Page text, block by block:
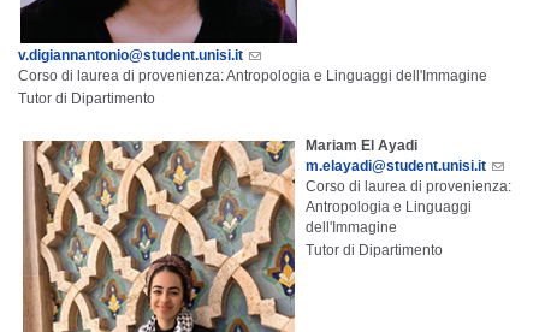
v.digiannantonio@student.unisi.it
Corso di laurea di provenienza: Antropologia e Linguaggi dell'Immagine
Tutor di Dipartimento
Mariam El Ayadi
m.elayadi@student.unisi.it
Corso di laurea di provenienza:
Antropologia e Linguaggi
dell'Immagine
Tutor di Dipartimento